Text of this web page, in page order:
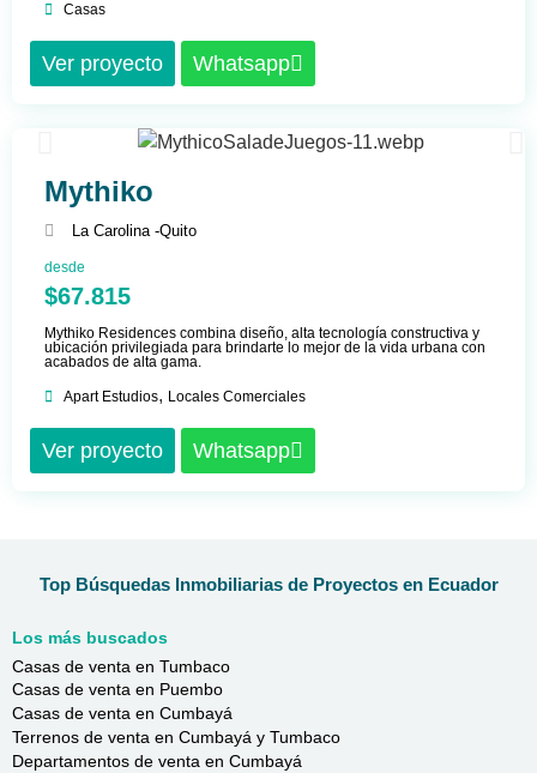
Casas
Ver proyecto Whatsapp
Mythiko
La Carolina -Quito
desde
$67.815
Mythiko Residences combina diseño, alta tecnología constructiva y
ubicación privilegiada para brindarte lo mejor de la vida urbana con
acabados de alta gama.
Apart Estudios, Locales Comerciales
Ver proyecto Whatsapp
Top Búsquedas Inmobiliarias de Proyectos en Ecuador
Los más buscados
Casas de venta en Tumbaco
Casas de venta en Puembo
Casas de venta en Cumbayá
Terrenos de venta en Cumbayá y Tumbaco
Departamentos de venta en Cumbayá